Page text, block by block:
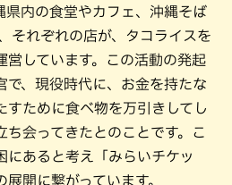
県内の食堂やカフェ、沖縄そば
それぞれの店が、タコライスを
営しています。この活動の発起
で、現役時代に、お金を持たな
すために食べ物を万引きしてし
ち会ってきたとのことです。こ
にあると考え「みらいチケッ
開に繋がっています。